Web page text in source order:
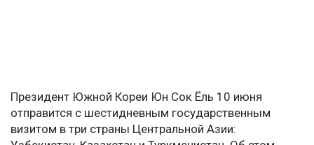
Президент Южной Кореи Юн Сок Ёль 10 июня
отправится с шестидневным государственным
визитом в три страны Центральной Азии: